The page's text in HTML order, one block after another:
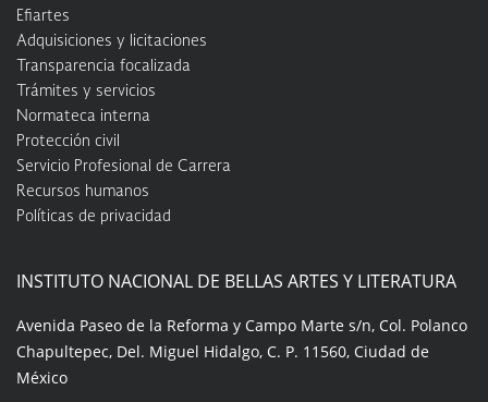
Efiartes
Adquisiciones y licitaciones
Transparencia focalizada
Trámites y servicios
Normateca interna
Protección civil
Servicio Profesional de Carrera
Recursos humanos
Políticas de privacidad
INSTITUTO NACIONAL DE BELLAS ARTES Y LITERATURA
Avenida Paseo de la Reforma y Campo Marte s/n, Col. Polanco
Chapultepec, Del. Miguel Hidalgo, C. P. 11560, Ciudad de
México